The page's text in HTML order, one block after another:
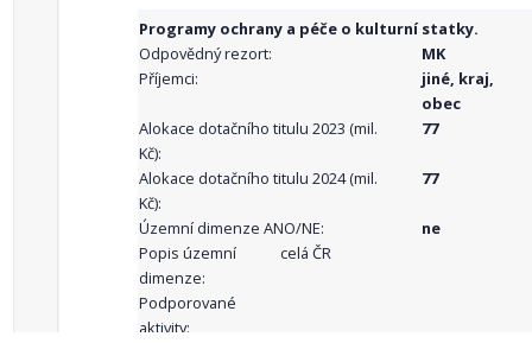
Programy ochrany a péče o kulturní statky.
Odpovědný rezort:
MK
Příjemci:
jiné, kraj,
obec
Alokace dotačního titulu 2023 (mil.
Kč):
77
Alokace dotačního titulu 2024 (mil.
Kč):
77
Územní dimenze ANO/NE:
ne
Popis územní
dimenze:
celá ČR
Podporované
aktivity: